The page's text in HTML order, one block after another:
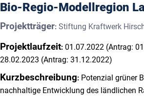
Bio-Regio-Modellregion
Projektträger: Stiftung Kraftwerk
Projektlaufzeit: 01.07.2022 (Antrag:
28.02.2023 (Antrag: 31.12.2022)
Kurzbeschreibung: Potenzial grüner
nachhaltige Entwicklung des ländlichen